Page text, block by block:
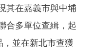
其在嘉義市與中埔
合多單位查緝，起
並在新北市查獲